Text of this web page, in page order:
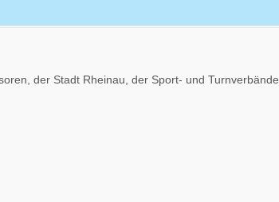
der Stadt Rheinau, der Sport- und Turnverbände.